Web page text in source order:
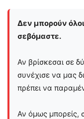
Δεν μπορούν
σεβόμαστε.
Αν βρίσκεσαι σε
συνέχισε να μας
πρέπει να
Αν όμως μπορείς,